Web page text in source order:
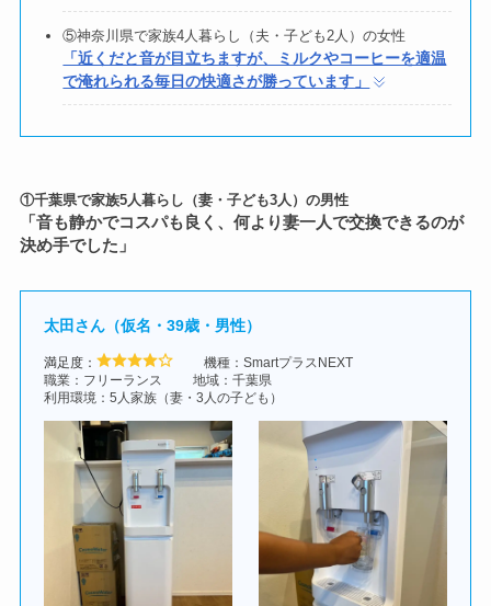
⑤神奈川県で家族4人暮らし（夫・子ども2人）の女性
「近くだと音が目立ちますが、ミルクやコーヒーを適温
で淹れられる毎日の快適さが勝っています」
①千葉県で家族5人暮らし（妻・子ども3人）の男性
「音も静かでコスパも良く、何より妻一人で交換できるのが
決め手でした」
太田さん（仮名・39歳・男性）
満足度：
機種：SmartプラスNEXT
職業：フリーランス
地域：千葉県
利用環境：5人家族（妻・3人の子ども）